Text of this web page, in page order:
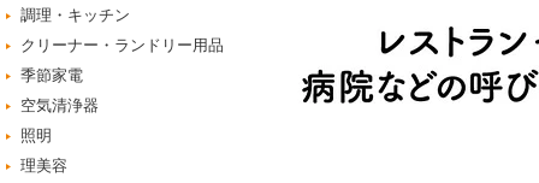
調理・キッチン
クリーナー・ランドリー用品
季節家電
空気清浄器
照明
理美容